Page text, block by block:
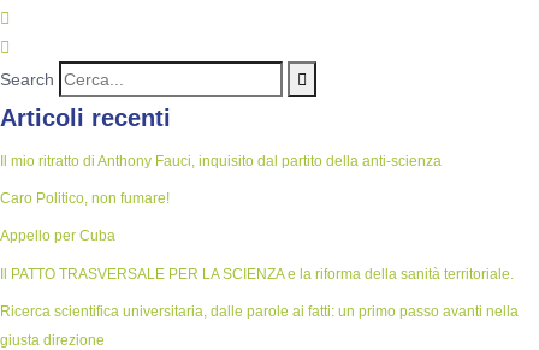
Search
Articoli recenti
Il mio ritratto di Anthony Fauci, inquisito dal partito della anti-scienza
Caro Politico, non fumare!
Appello per Cuba
Il PATTO TRASVERSALE PER LA SCIENZA e la riforma della sanità territoriale.
Ricerca scientifica universitaria, dalle parole ai fatti: un primo passo avanti nella
giusta direzione